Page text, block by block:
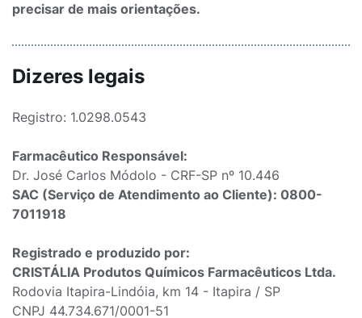
precisar de mais orientações.
Dizeres legais
Registro: 1.0298.0543
Farmacêutico Responsável:
Dr. José Carlos Módolo - CRF-SP nº 10.446
SAC (Serviço de Atendimento ao Cliente): 0800-
7011918
Registrado e produzido por:
CRISTÁLIA Produtos Químicos Farmacêuticos Ltda.
Rodovia Itapira-Lindóia, km 14 - Itapira / SP
CNPJ 44.734.671/0001-51